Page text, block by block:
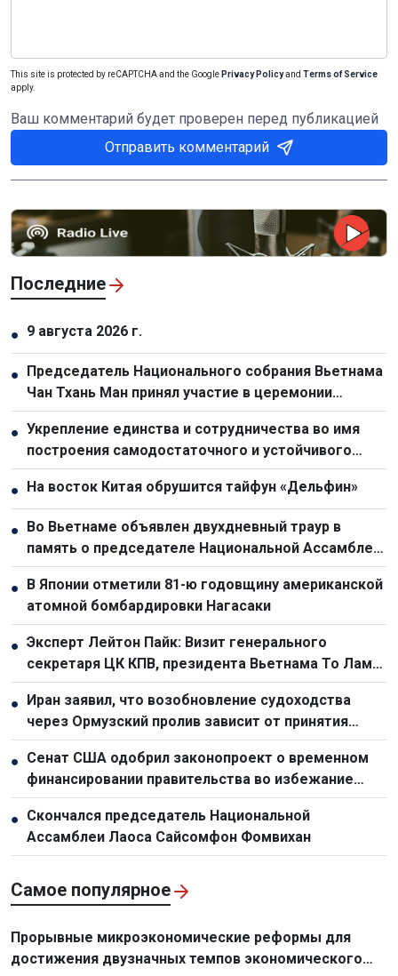
This site is protected by reCAPTCHA and the Google Privacy Policyand Terms of Service
apply.
Ваш комментарий будет проверен перед публикацией
Отправить комментарий
Последние
● 9 августа 2026 г.
●
Председатель Национального собрания Вьетнама
Чан Тхань Ман принял участие в церемонии
прощания с председателем Национальной
ассамблеи Лаоса Сайсомфоном Фомвиханом
● Укрепление единства и сотрудничества во имя
построения самодостаточного и устойчивого
сообщества АСЕАН
●
На восток Китая обрушится тайфун «Дельфин»
●
Во Вьетнаме объявлен двухдневный траур в
память о председателе Национальной Ассамблеи
Лаоса Сайсомфоне Фомвихане
●
В Японии отметили 81-ю годовщину американской
атомной бомбардировки Нагасаки
● Эксперт Лейтон Пайк: Визит генерального
секретаря ЦК КПВ, президента Вьетнама То Лама
подтверждает растущий уровень доверия между
Вьетнамом и Австралией
●
Иран заявил, что возобновление судоходства
через Ормузский пролив зависит от принятия
условий Тегерана Соединенными Штатами
● Сенат США одобрил законопроект о временном
финансировании правительства во избежание
шатдауна
● Скончался председатель Национальной
Ассамблеи Лаоса Сайсомфон Фомвихан
Самое популярное
Прорывные микроэкономические реформы для
достижения двузначных темпов экономического